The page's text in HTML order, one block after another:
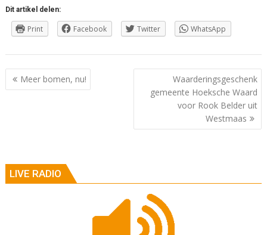
Dit artikel delen:
Print Facebook Twitter WhatsApp
Berichtnavigatie
Meer bomen, nu!
Waarderingsgeschenk
gemeente Hoeksche Waard
voor Rook Belder uit
Westmaas
LIVE RADIO